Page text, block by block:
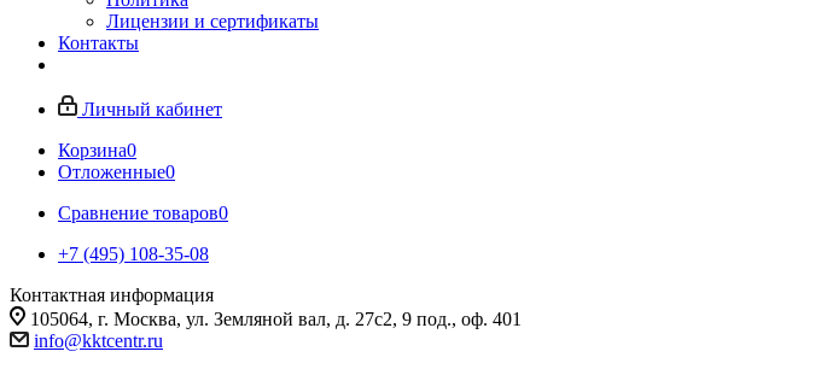
Лицензии и сертификаты
Контакты
Личный кабинет
Корзина0
Отложенные0
Сравнение товаров0
+7 (495) 108-35-08
Контактная информация
105064, г. Москва, ул. Земляной вал, д. 27с2, 9 под., оф. 401
info@kktcentr.ru